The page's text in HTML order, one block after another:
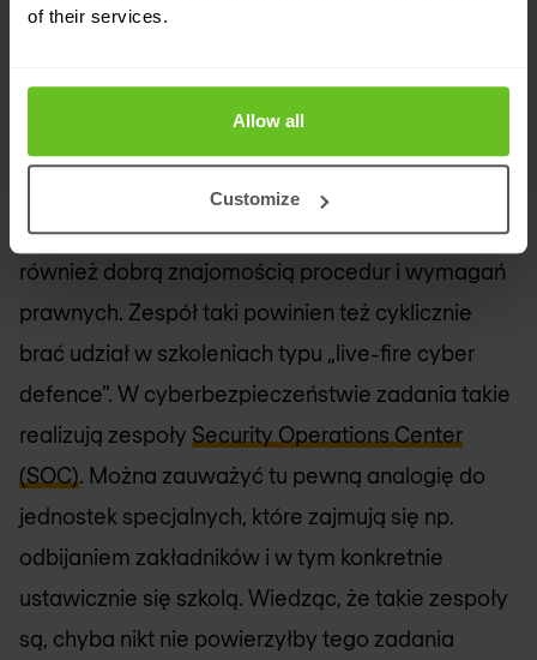
of their services.
Allow all
Customize
pokazują jakie umiejętności i predyspozycje
zadania. Aby działać szybko i skutecznie musi
wykazać się nie tylko najwyższym poziomem
umiejętności administratorskich, biegłością w
użytkowaniu specjalizowanych narzędzi, ale
również dobrą znajomością procedur i wymagań
prawnych. Zespół taki powinien też cyklicznie
brać udział w szkoleniach typu „live-fire cyber
defence”. W cyberbezpieczeństwie zadania takie
realizują zespoły Security Operations Center
(SOC). Można zauważyć tu pewną analogię do
jednostek specjalnych, które zajmują się np.
odbijaniem zakładników i w tym konkretnie
ustawicznie się szkolą. Wiedząc, że takie zespoły
są, chyba nikt nie powierzyłby tego zadania